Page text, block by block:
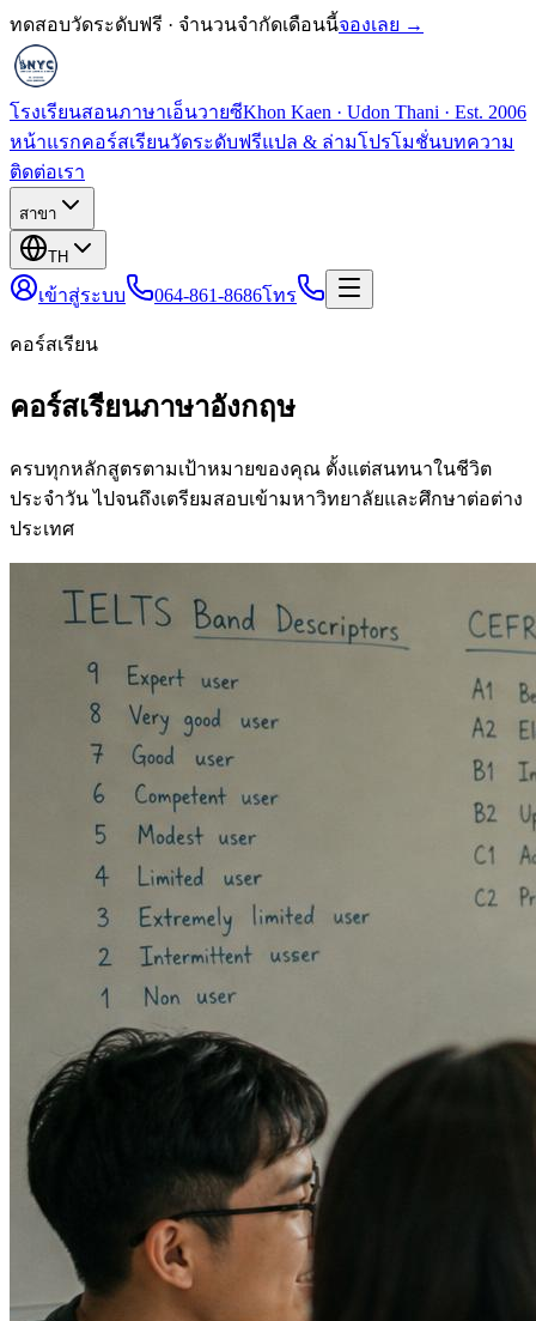
ทดสอบวัดระดับฟรี · จำนวนจำกัดเดือนนี้จองเลย →
โรงเรียนสอนภาษาเอ็นวายซีKhon Kaen · Udon Thani · Est. 2006
หน้าแรกคอร์สเรียนวัดระดับฟรีแปล & ล่ามโปรโมชั่นบทความ
ติดต่อเรา
สาขา
TH
เข้าสู่ระบบ 064-861-8686โทร
คอร์สเรียน
คอร์สเรียนภาษาอังกฤษ
ครบทุกหลักสูตรตามเป้าหมายของคุณ ตั้งแต่สนทนาในชีวิต
ประจำวัน ไปจนถึงเตรียมสอบเข้ามหาวิทยาลัยและศึกษาต่อต่าง
ประเทศ